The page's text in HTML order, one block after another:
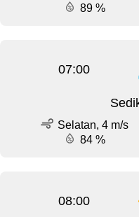
89 %
07:00
Selatan, 4 m/s
84 %
08:00